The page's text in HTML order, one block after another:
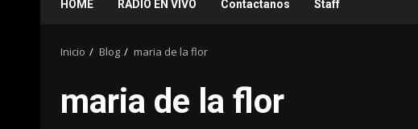
HOME RADIO EN VIVO Contactanos Staff
Inicio Blog maria de la flor
maria de la flor